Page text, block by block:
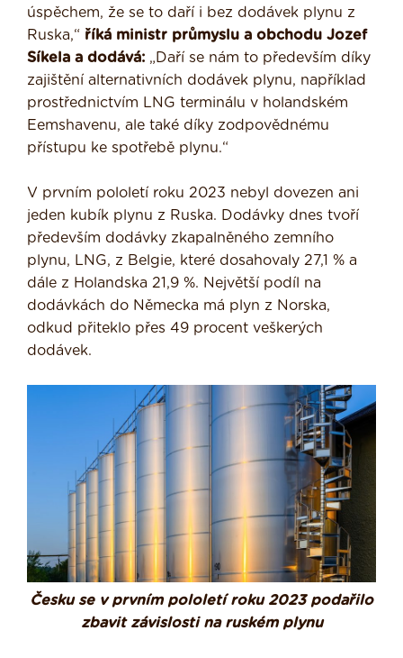
úspěchem, že se to daří i bez dodávek plynu z
Ruska,“ říká ministr průmyslu a obchodu Jozef
Síkela a dodává: „Daří se nám to především díky
zajištění alternativních dodávek plynu, například
prostřednictvím LNG terminálu v holandském
Eemshavenu, ale také díky zodpovědnému
přístupu ke spotřebě plynu.“
V prvním pololetí roku 2023 nebyl dovezen ani
jeden kubík plynu z Ruska. Dodávky dnes tvoří
především dodávky zkapalněného zemního
plynu, LNG, z Belgie, které dosahovaly 27,1 % a
dále z Holandska 21,9 %. Největší podíl na
dodávkách do Německa má plyn z Norska,
odkud přiteklo přes 49 procent veškerých
dodávek.
Česku se v prvním pololetí roku 2023 podařilo
zbavit závislosti na ruském plynu